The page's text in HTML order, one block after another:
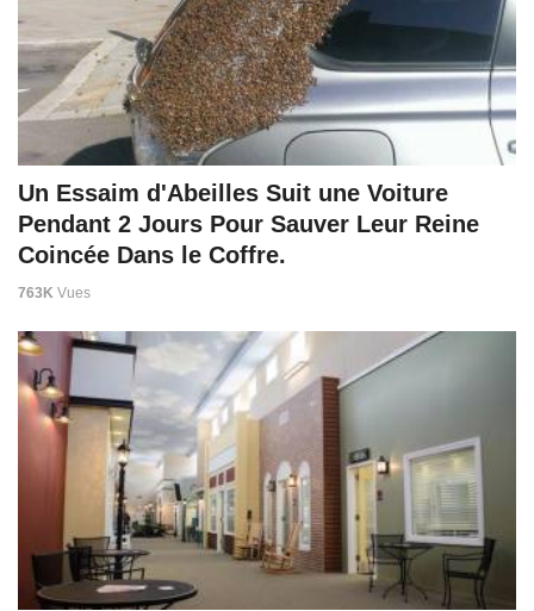
Un Essaim d'Abeilles Suit une Voiture
Pendant 2 Jours Pour Sauver Leur Reine
Coincée Dans le Coffre.
763K Vues